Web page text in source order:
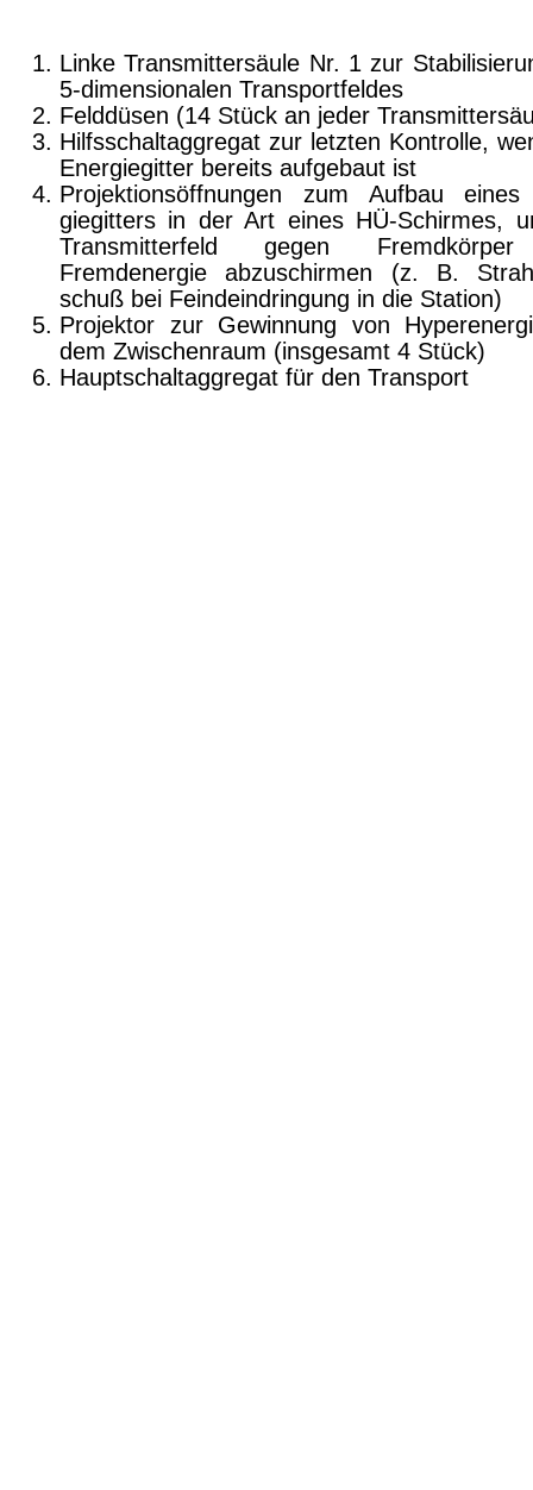
Linke Transmittersäule Nr. 1 zur
5-dimensionalen Transportfeldes
Felddüsen (14 Stück an jeder
Hilfsschaltaggregat zur letzten Kontrolle,
Energiegitter bereits aufgebaut ist
Projektionsöffnungen zum Aufbau
giegitters in der Art eines HÜ-Schirmes,
Transmitterfeld gegen
Fremdenergie abzuschirmen (z. B.
schuß bei Feindeindringung in die Station)
Projektor zur Gewinnung von
dem Zwischenraum (insgesamt 4 Stück)
Hauptschaltaggregat für den Transport